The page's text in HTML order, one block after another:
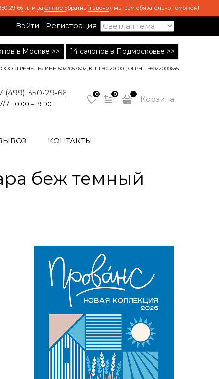
29-66 или закажите обратный звонок, мы вам обязательно поможем!
Войти Регистрация
в Москве >> 14 салонов в Подмосковье >>
ООО «ГРЕНЕЛЬ» ИНН 5022057602, КПП 502201001, ОГРН 1195022000645
(499) 350-29-66
7 10:00 – 19:00
0 0
Корзина
КОНТАКТЫ
беж темный